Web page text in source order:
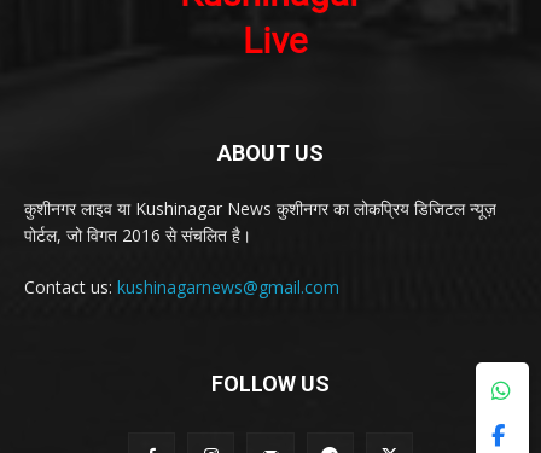
ABOUT US
कुशीनगर लाइव या Kushinagar News कुशीनगर का लोकप्रिय डिजिटल न्यूज़
पोर्टल, जो विगत 2016 से संचलित है।
Contact us: kushinagarnews@gmail.com
FOLLOW US